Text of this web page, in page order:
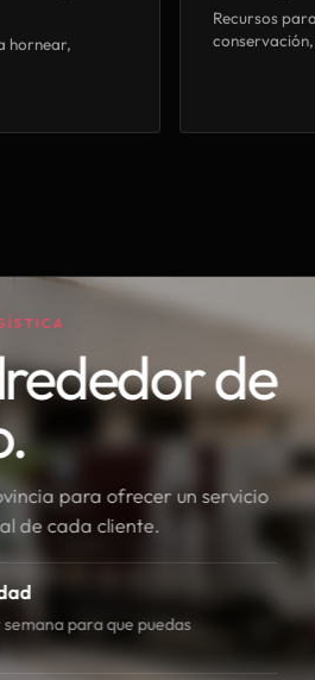
hornear,
Recursos
de
para ofrecer un servicio
de cada cliente.
para que puedas